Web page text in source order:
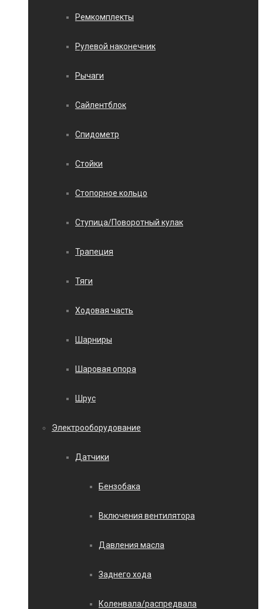
Ремкомплекты
Рулевой наконечник
Рычаги
Сайлентблок
Спидометр
Стойки
Стопорное кольцо
Ступица/Поворотный кулак
Трапеция
Тяги
Ходовая часть
Шарниры
Шаровая опора
Шрус
Электрооборудование
Датчики
Бензобака
Включения вентилятора
Давления масла
Заднего хода
Коленвала/распредвала